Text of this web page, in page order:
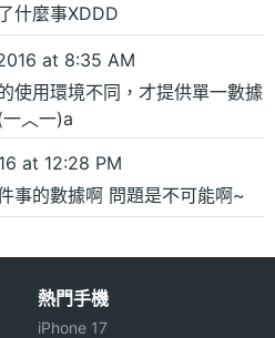
什麼事XDDD
at 8:35 AM
使用環境不同，才提供單一數據
︿一)a
at 12:28 PM
事的數據啊 問題是不可能啊~
熱門手機
iPhone 17